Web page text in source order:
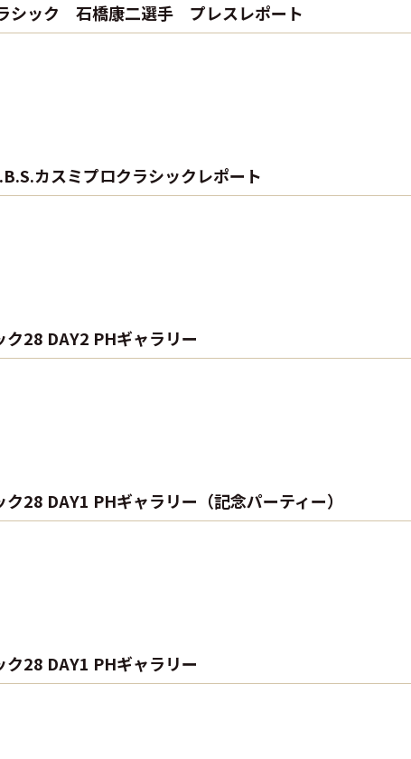
シック 石橋康二選手 プレスレポート
カスミプロクラシックレポート
ク28 DAY2 PHギャラリー
ク28 DAY1 PHギャラリー（記念パーティー）
ク28 DAY1 PHギャラリー